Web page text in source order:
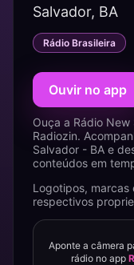
Salvador, BA
Rádio Brasileira
Ouvir no app
Ouça a Rádio
Radiozin.
Salvador - BA e
conteúdos em
Logotipos, marcas
respectivos
Aponte a câmera
rádio no app